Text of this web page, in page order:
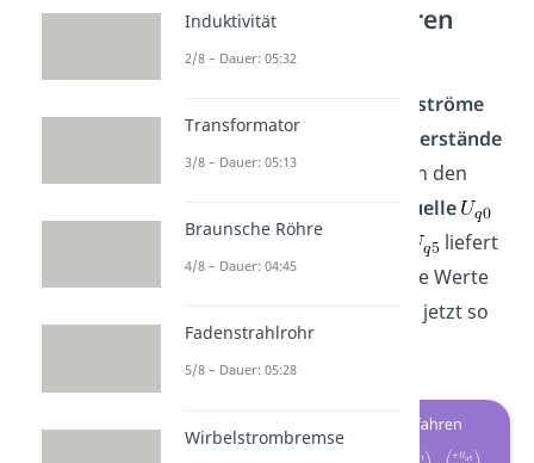
Eliminationsverfahren
Beispiel
Maschenströme
,
und
Widerstände
sind gleich groß und haben den
Spannungsquelle
hat Volt und die Quelle
liefert
Volt. Nun können wir die Werte
einsetzen. Die Matrix sieht jetzt so
aus:
Induktivität
2/8 – Dauer: 05:32
Transformator
3/8 – Dauer: 05:13
Braunsche Röhre
4/8 – Dauer: 04:45
Fadenstrahlrohr
5/8 – Dauer: 05:28
Wirbelstrombremse